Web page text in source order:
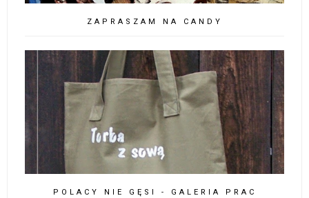
ZAPRASZAM NA CANDY
POLACY NIE GĘSI - GALERIA PRAC